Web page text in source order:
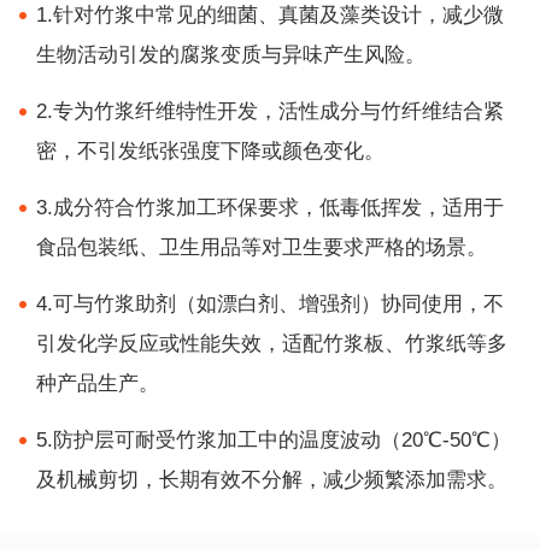
1.针对竹浆中常见的细菌、真菌及藻类设计，减少微
生物活动引发的腐浆变质与异味产生风险。
2.专为竹浆纤维特性开发，活性成分与竹纤维结合紧
密，不引发纸张强度下降或颜色变化。
3.成分符合竹浆加工环保要求，低毒低挥发，适用于
食品包装纸、卫生用品等对卫生要求严格的场景。
4.可与竹浆助剂（如漂白剂、增强剂）协同使用，不
引发化学反应或性能失效，适配竹浆板、竹浆纸等多
种产品生产。
5.防护层可耐受竹浆加工中的温度波动（20℃-50℃）
及机械剪切，长期有效不分解，减少频繁添加需求。